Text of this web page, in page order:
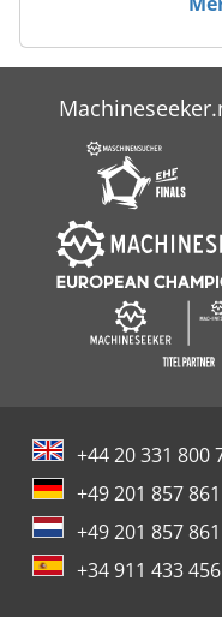
+44 20 331 800
+49 201 857
+49 201 857
+34 911 433 456